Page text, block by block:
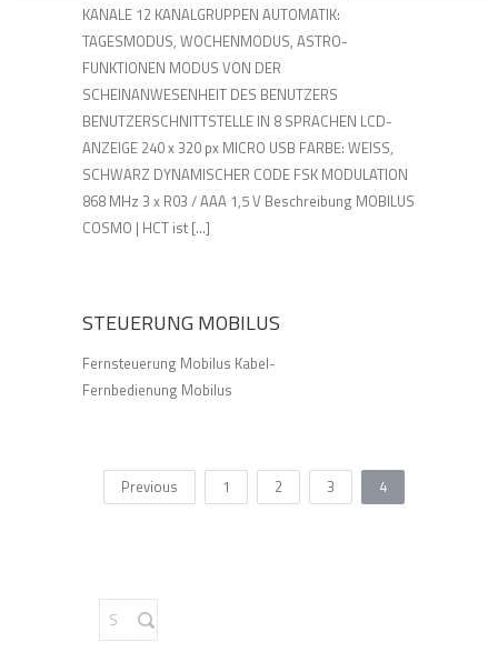
KANALE 12 KANALGRUPPEN AUTOMATIK:
TAGESMODUS, WOCHENMODUS, ASTRO-
FUNKTIONEN MODUS VON DER
SCHEINANWESENHEIT DES BENUTZERS
BENUTZERSCHNITTSTELLE IN 8 SPRACHEN LCD-
ANZEIGE 240 x 320 px MICRO USB FARBE: WEISS,
SCHWARZ DYNAMISCHER CODE FSK MODULATION
868 MHz 3 x R03 / AAA 1,5 V Beschreibung MOBILUS
COSMO | HCT ist [...]
STEUERUNG MOBILUS
Fernsteuerung Mobilus Kabel-
Fernbedienung Mobilus
Previous 1 2 3 4